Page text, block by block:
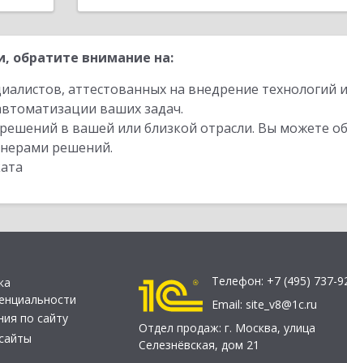
обратите внимание на:
аттестованных на внедрение
ваших задач.
в вашей или близкой отрасли. Вы можете
решений.
по сайту
Телефон: +7 (495) 737-
Email: site_v8@1c.ru
Отдел продаж: г. Москва, улица
Селезнёвская, дом 21